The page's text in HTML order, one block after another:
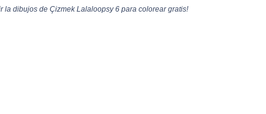
la dibujos de Çizmek Lalaloopsy 6 para colorear gratis!